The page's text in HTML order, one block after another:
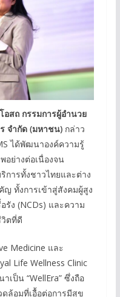
สถ กรรมการผู้อำนวย
จำกัด (มหาชน)กล่าว
ได้พัฒนาองค์ความรู้
ย่างต่อเนื่องจน
การทั้งชาวไทยและต่าง
ทั้งการเข้าสู่สังคมผู้สูง
รัง (NCDs) และความ
ตที่ดี
Medicine และ
Life Wellness Clinic
เป็น “WellEra” ซึ่งถือ
ล้อมที่เอื้อต่อการมีสุข